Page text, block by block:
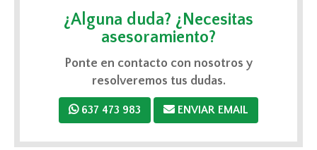
¿Alguna duda? ¿Necesitas
asesoramiento?
Ponte en contacto con nosotros y
resolveremos tus dudas.
637 473 983 ENVIAR EMAIL